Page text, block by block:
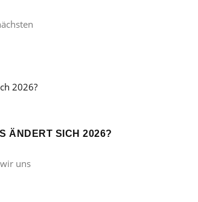
ÄNDERT SICH 2026?
uns